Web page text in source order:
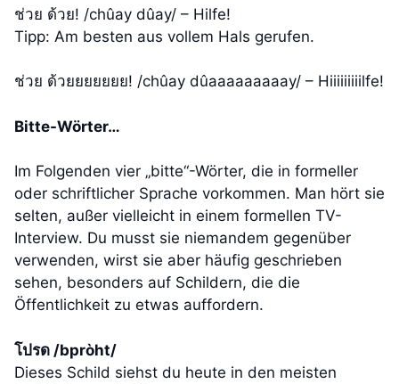
ช่วย ด้วย! /chûay dûay/ – Hilfe!
Tipp: Am besten aus vollem Hals gerufen.
ช่วย ด้วยยยยยยย! /chûay dûaaaaaaaaay/ – Hiiiiiiiiilfe!
Bitte-Wörter…
Im Folgenden vier „bitte“-Wörter, die in formeller
oder schriftlicher Sprache vorkommen. Man hört sie
selten, außer vielleicht in einem formellen TV-
Interview. Du musst sie niemandem gegenüber
verwenden, wirst sie aber häufig geschrieben
sehen, besonders auf Schildern, die die
Öffentlichkeit zu etwas auffordern.
โปรด /bpròht/
Dieses Schild siehst du heute in den meisten